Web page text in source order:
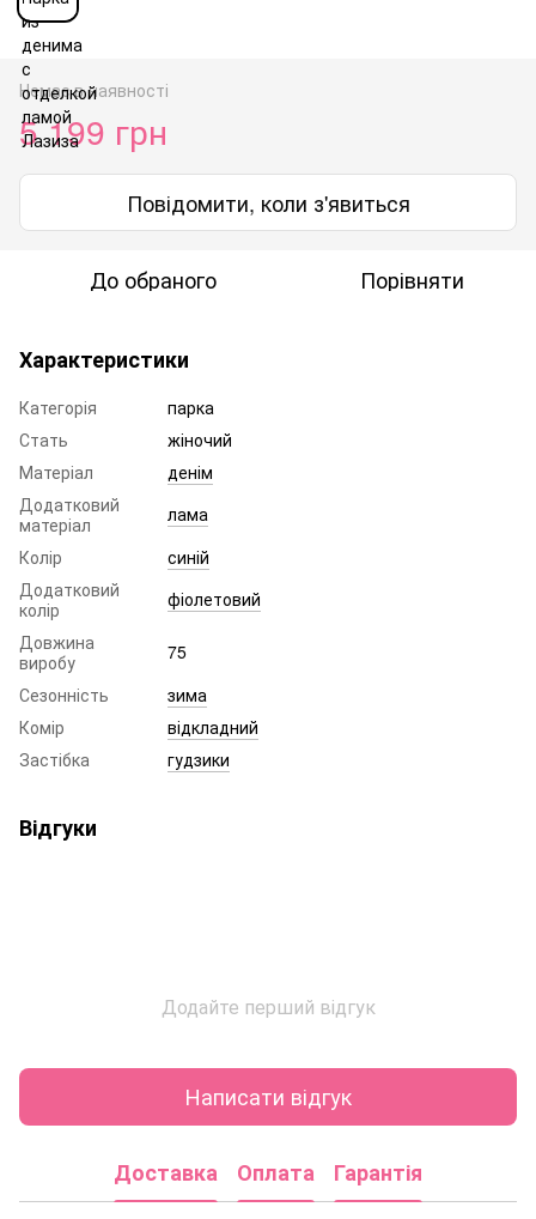
Немає в наявності
5 199 грн
Повідомити, коли з'явиться
До обраного Порівняти
Характеристики
Категорія
парка
Стать
жіночий
Матеріал
денім
Додатковий
матеріал
лама
Колір
синій
Додатковий
колір
фіолетовий
Довжина
виробу
75
Сезонність
зима
Комір
відкладний
Застібка
гудзики
Відгуки
Додайте перший відгук
Написати відгук
Доставка Оплата Гарантія